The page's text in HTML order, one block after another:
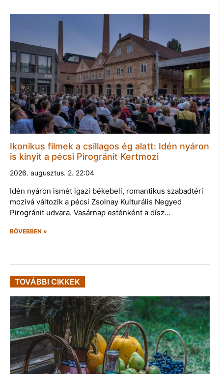
Ikonikus filmek a csillagos ég alatt: Idén nyáron
is kinyit a pécsi Pirogránit Kertmozi
2026. augusztus. 2. 22:04
Idén nyáron ismét igazi békebeli, romantikus szabadtéri
mozivá változik a pécsi Zsolnay Kulturális Negyed
Pirogránit udvara. Vasárnap esténként a dísz…
BŐVEBBEN »
TOVÁBBI CIKKEK